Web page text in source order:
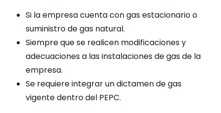
Si la empresa cuenta con gas estacionario o
suministro de gas natural.
Siempre que se realicen modificaciones y
adecuaciones a las instalaciones de gas de la
empresa.
Se requiere integrar un dictamen de gas
vigente dentro del PEPC.